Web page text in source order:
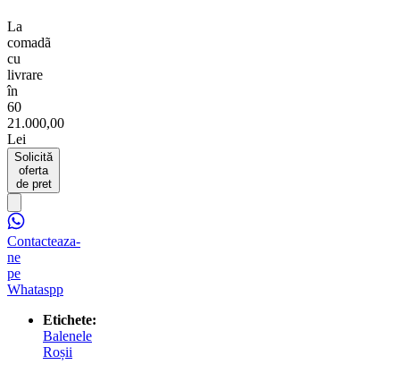
La
comadã
cu
livrare
în
60
21.000,00
Lei
Solicită
oferta
de pret
Contacteaza-
ne
pe
Whataspp
Etichete:
Balenele
Roșii